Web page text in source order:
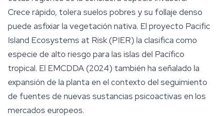
Crece rápido, tolera suelos pobres y su follaje denso
puede asfixiar la vegetación nativa. El proyecto Pacific
Island Ecosystems at Risk (PIER) la clasifica como
especie de alto riesgo para las islas del Pacífico
tropical. El EMCDDA (2024) también ha señalado la
expansión de la planta en el contexto del seguimiento
de fuentes de nuevas sustancias psicoactivas en los
mercados europeos.